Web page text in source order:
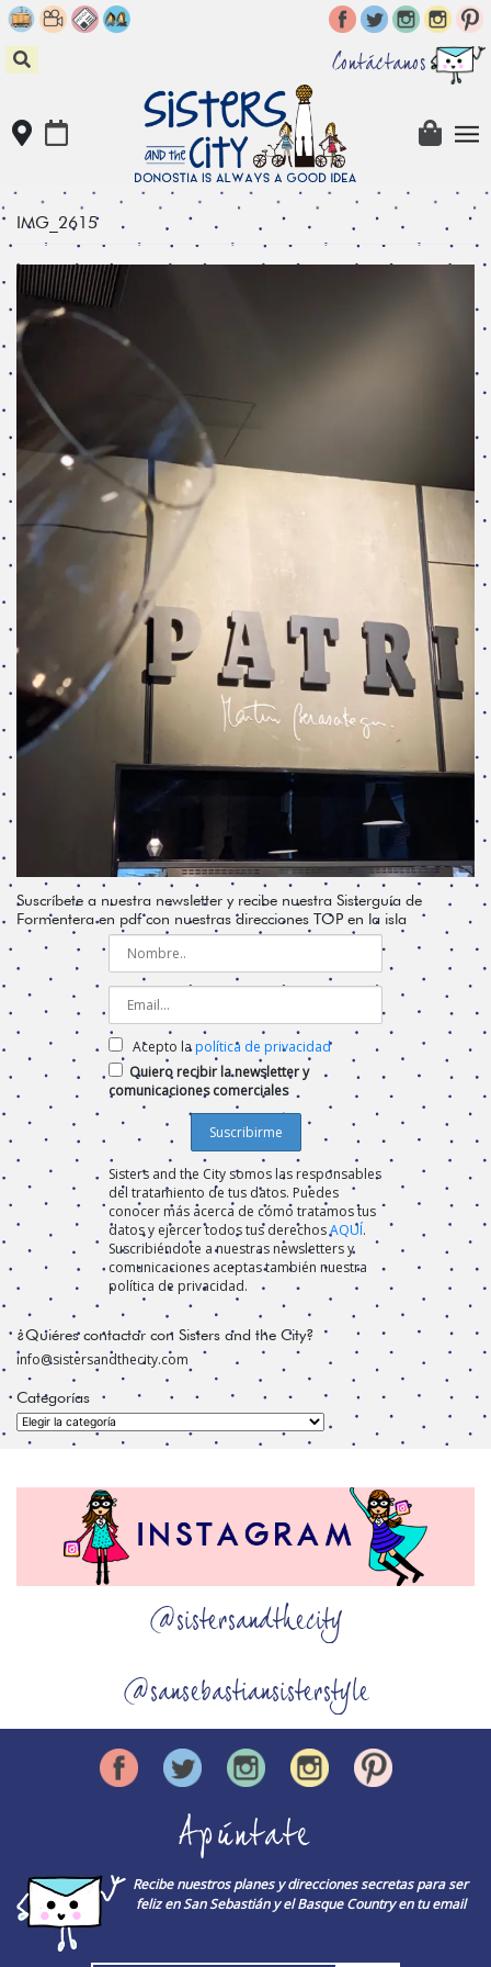
Skip
to
content
Contáctanos
IMG_2615
Suscríbete a nuestra newsletter y recibe nuestra Sisterguía de
Formentera en pdf con nuestras direcciones TOP en la isla
Acepto lapolítica de privacidad
Quiero recibir la newsletter y
comunicaciones comerciales
Sisters and the City somos las responsables
del tratamiento de tus datos. Puedes
conocer más acerca de cómo tratamos tus
datos y ejercer todos tus derechosAQUÍ.
Suscribiéndote a nuestras newsletters y
comunicaciones aceptas también nuestra
política de privacidad.
¿Quiéres contactar con Sisters and the City?
info@sistersandthecity.com
Categorías
Categorías
@sistersandthecity
@sansebastiansisterstyle
Apúntate
Recibe nuestros planes y direcciones secretas para ser
feliz en San Sebastián y el Basque Country en tu email